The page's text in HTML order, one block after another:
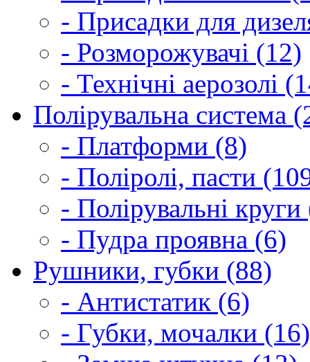
- Присадки для
- Розморожувачі (12)
- Технічні аерозолі
Полірувальна система
- Платформи (8)
- Поліролі, пасти
- Полірувальні
- Пудра проявна (6)
Рушники, губки (88)
- Антистатик (6)
- Губки, мочалки (16)